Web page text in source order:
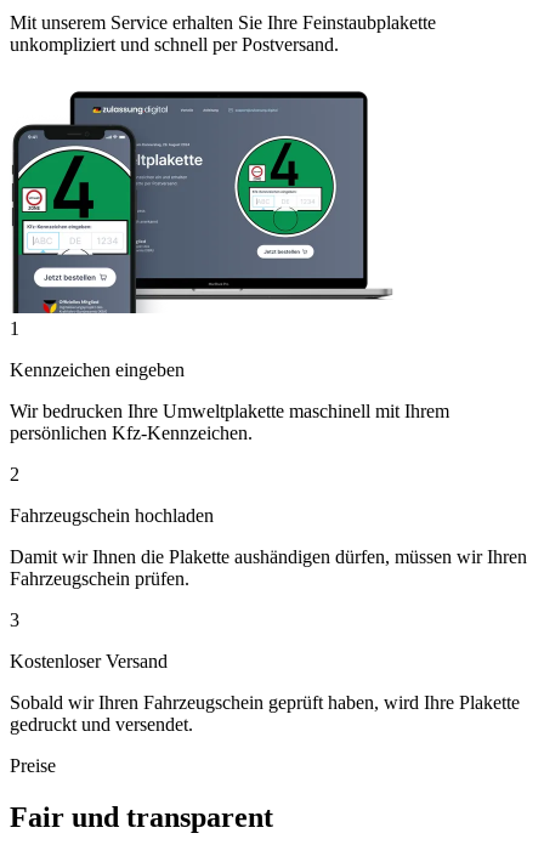
Mit unserem Service erhalten Sie Ihre Feinstaubplakette
unkompliziert und schnell per Postversand.
1
Kennzeichen eingeben
Wir bedrucken Ihre Umweltplakette maschinell mit Ihrem
persönlichen Kfz-Kennzeichen.
2
Fahrzeugschein hochladen
Damit wir Ihnen die Plakette aushändigen dürfen, müssen wir Ihren
Fahrzeugschein prüfen.
3
Kostenloser Versand
Sobald wir Ihren Fahrzeugschein geprüft haben, wird Ihre Plakette
gedruckt und versendet.
Preise
Fair und transparent